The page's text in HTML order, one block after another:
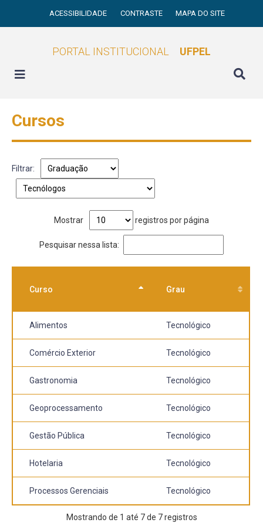
ACESSIBILIDADE CONTRASTE MAPA DO SITE
PORTAL INSTITUCIONAL UFPEL
Cursos
Filtrar:
Mostrar registros por página
Pesquisar nessa lista:
Curso Grau
Alimentos Tecnológico
Comércio Exterior Tecnológico
Gastronomia Tecnológico
Geoprocessamento Tecnológico
Gestão Pública Tecnológico
Hotelaria Tecnológico
Processos Gerenciais Tecnológico
Mostrando de 1 até 7 de 7 registros